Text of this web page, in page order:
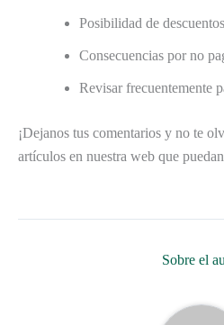
Posibilidad de
Consecuencias por no
Revisar frecuentemente
¡Dejanos tus comentarios y no te
artículos en nuestra web que
Sobre el